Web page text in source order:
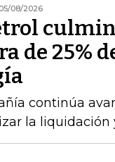
05/08/2026
de 25%
continúa
la liquidación